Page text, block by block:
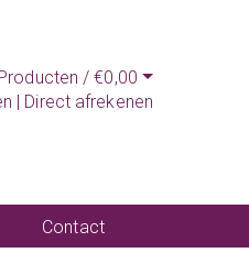
/€0,00
| Direct afrekenen
Contact